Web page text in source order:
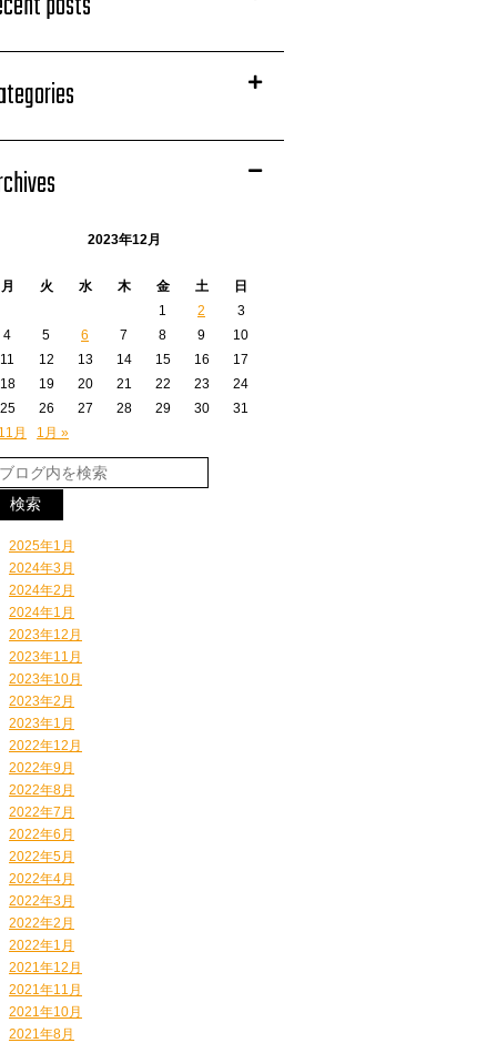
2023年12月
月 火 水 木 金 土
日
1
2
3
4
5 6 7 8 9
10
11
12 13 14 15 16
17
18
19 20 21 22 23
24
25
26 27 28 29 30
31
月
1月 »
2025年1月
2024年3月
2024年2月
2024年1月
2023年12月
2023年11月
2023年10月
2023年2月
2023年1月
2022年12月
2022年9月
2022年8月
2022年7月
2022年6月
2022年5月
2022年4月
2022年3月
2022年2月
2022年1月
2021年12月
2021年11月
2021年10月
2021年8月